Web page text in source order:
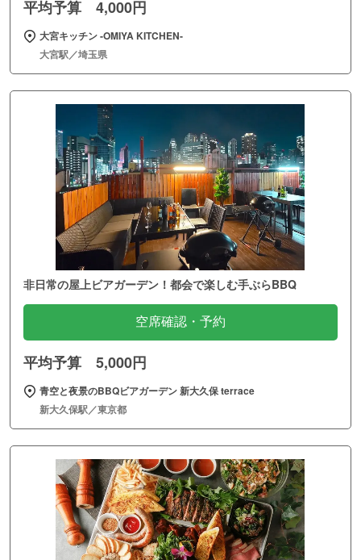
平均予算 4,000円
大宮キッチン ‐OMIYA KITCHEN‐
大宮駅／埼玉県
非日常の屋上ビアガーデン！都会で楽しむ手ぶらBBQ
空席確認・予約
平均予算 5,000円
青空と夜景のBBQビアガーデン 新大久保 terrace
新大久保駅／東京都